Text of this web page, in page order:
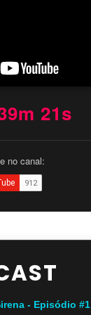
20s
no canal:
- Episódio #1